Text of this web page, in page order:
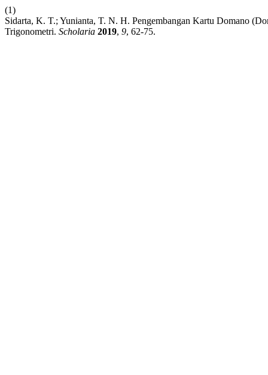
(1)
Sidarta, K. T.; Yunianta, T. N. H. Pengembangan Kartu Domano
Trigonometri. Scholaria 2019, 9, 62-75.